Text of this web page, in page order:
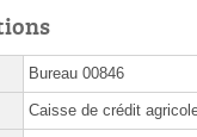
Bureau 00846
Caisse de crédit